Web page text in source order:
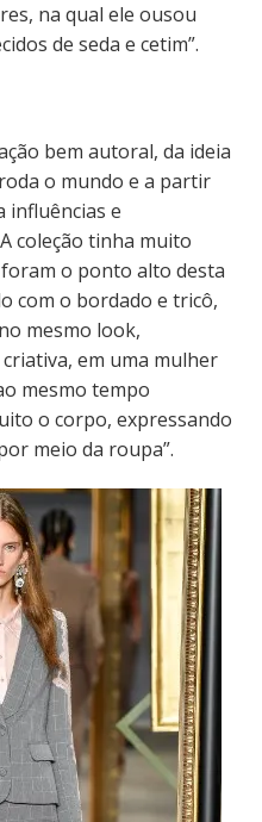
na qual ele ousou
de seda e cetim”.
bem autoral, da ideia
o mundo e a partir
influências e
coleção tinha muito
o ponto alto desta
com o bordado e tricô,
mesmo look,
em uma mulher
mesmo tempo
o corpo, expressando
meio da roupa”.